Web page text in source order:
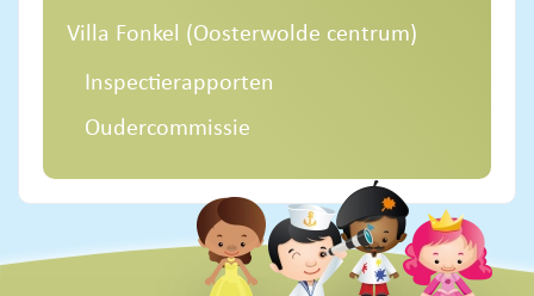
Villa Fonkel (Oosterwolde centrum)
Inspectierapporten
Oudercommissie